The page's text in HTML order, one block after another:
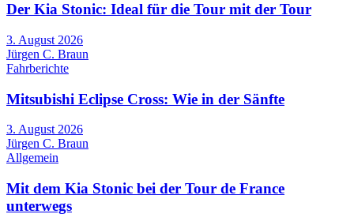
Der Kia Stonic: Ideal für die Tour mit der Tour
3. August 2026
Jürgen C. Braun
Fahrberichte
Mitsubishi Eclipse Cross: Wie in der Sänfte
3. August 2026
Jürgen C. Braun
Allgemein
Mit dem Kia Stonic bei der Tour de France
unterwegs